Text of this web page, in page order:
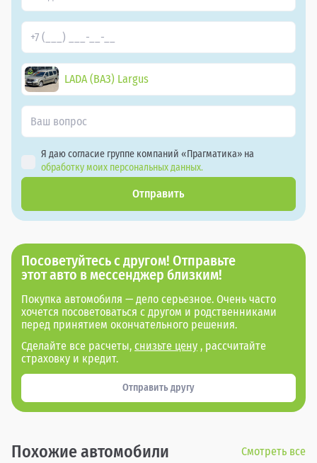
LADA (ВАЗ) Largus
Я даю согласие группе компаний «Прагматика» на
обработку моих персональных данных.
Отправить
Посоветуйтесь с другом! Отправьте
этот авто в мессенджер близким!
Покупка автомобиля — дело серьезное. Очень часто
хочется посоветоваться с другом и родственниками
перед принятием окончательного решения.
Сделайте все расчеты, снизьте цену , рассчитайте
страховку и кредит.
Отправить другу
Похожие автомобили Смотреть все